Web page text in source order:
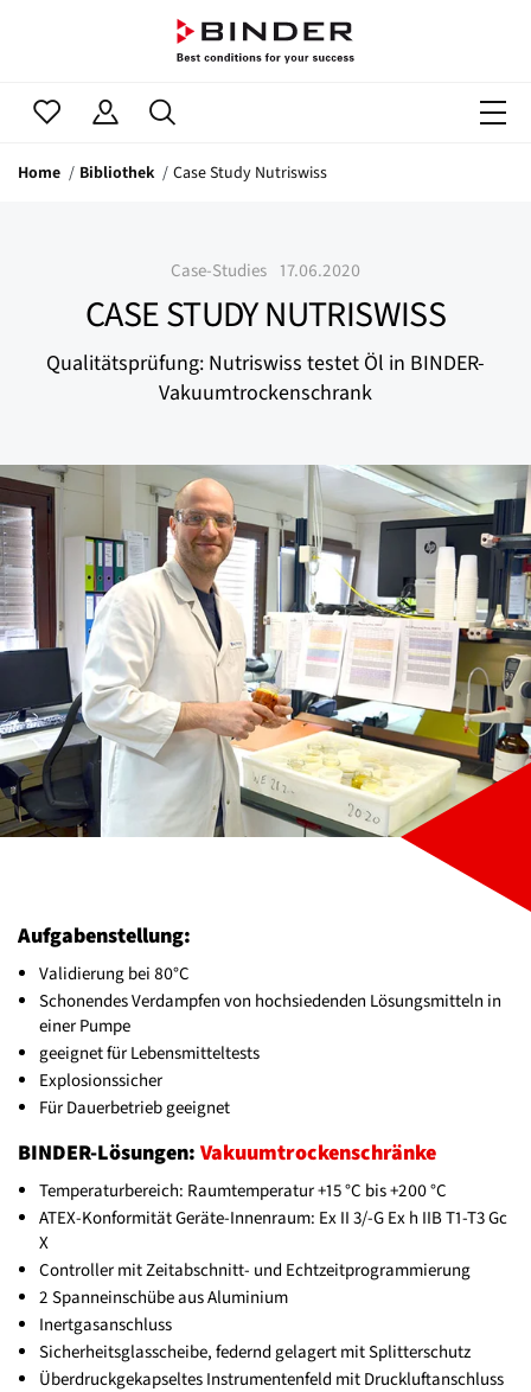
Home Bibliothek Case Study Nutriswiss
Case-Studies 17.06.2020
CASE STUDY NUTRISWISS
Qualitätsprüfung: Nutriswiss testet Öl in BINDER-
Vakuumtrockenschrank
Aufgabenstellung:
Validierung bei 80°C
Schonendes Verdampfen von hochsiedenden Lösungsmitteln in
einer Pumpe
geeignet für Lebensmitteltests
Explosionssicher
Für Dauerbetrieb geeignet
BINDER-Lösungen: Vakuumtrockenschränke
Temperaturbereich: Raumtemperatur +15 °C bis +200 °C
ATEX-Konformität Geräte-Innenraum: Ex II 3/-G Ex h IIB T1-T3 Gc
X
Controller mit Zeitabschnitt- und Echtzeitprogrammierung
2 Spanneinschübe aus Aluminium
Inertgasanschluss
Sicherheitsglasscheibe, federnd gelagert mit Splitterschutz
Überdruckgekapseltes Instrumentenfeld mit Druckluftanschluss